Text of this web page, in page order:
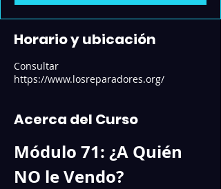
Horario y ubicación
Consultar
https://www.losreparadores.org/
Acerca del Curso
Módulo 71: ¿A Quién
NO le Vendo?